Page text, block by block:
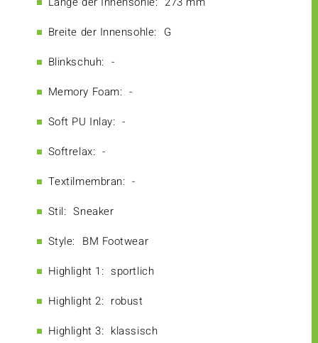
Breite der Innensohle: G
Blinkschuh: -
Memory Foam: -
Soft PU Inlay: -
Softrelax: -
Textilmembran: -
Stil: Sneaker
Style: BM Footwear
Highlight 1: sportlich
Highlight 2: robust
Highlight 3: klassisch